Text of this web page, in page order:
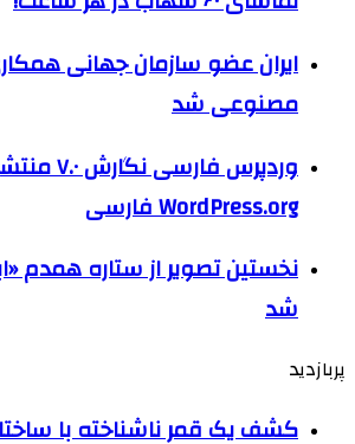
ایران عضو سازمان جهانی
مصنوعی شد
وردپرس فارسی
WordPress.org فارسی
نخستین تصویر از ستاره همدم
شد
پربازدید
کشف یک قمر ناشناخته با